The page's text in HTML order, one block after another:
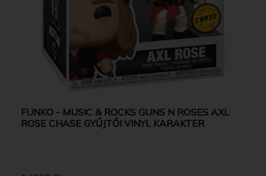
FUNKO - MUSIC & ROCKS GUNS N ROSES AXL
ROSE CHASE GYŰJTŐI VINYL KARAKTER